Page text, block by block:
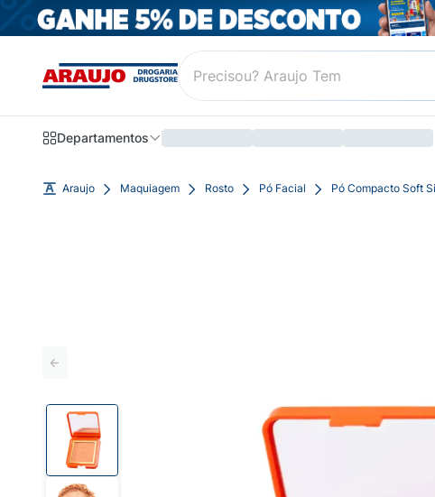
Departamentos
Araujo Maquiagem Rosto Pó Facial Pó Compacto Soft